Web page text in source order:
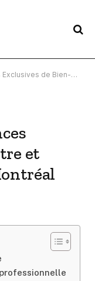
être et Massage Sensuel à Montréal
et